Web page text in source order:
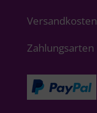
Versandkosten
Zahlungsarten